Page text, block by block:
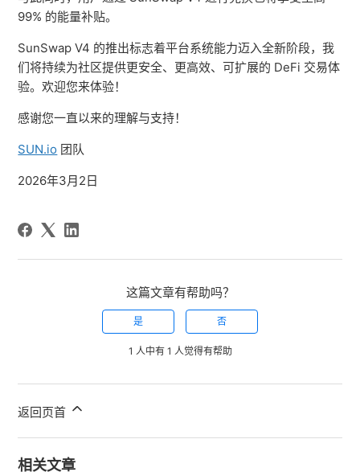
99% 的能量补贴。
SunSwap V4 的推出标志着平台系统能力迈入全新阶段，我
们将持续为社区提供更安全、更高效、可扩展的 DeFi 交易体
验。欢迎您来体验！
感谢您一直以来的理解与支持！
SUN.io 团队
2026年3月2日
这篇文章有帮助吗？
是 否
1 人中有 1 人觉得有帮助
返回页首
相关文章